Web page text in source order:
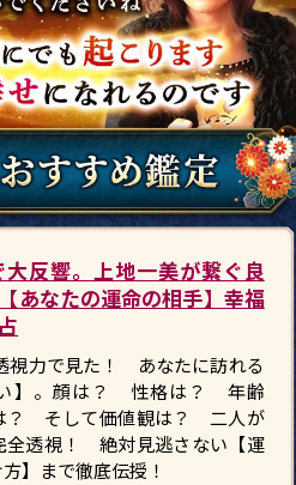
大反響。上地一美が繋ぐ良
あなたの運命の相手】幸福
視力で見た！ あなたに訪れる
い】。顔は？ 性格は？ 年齢
？ そして価値観は？ 二人が
全透視！ 絶対見逃さない【運
】まで徹底伝授！